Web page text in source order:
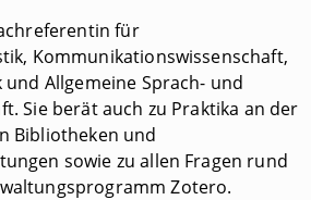
für
Kommunikationswissenschaft,
und Allgemeine Sprach- und
Sie berät auch zu Praktika an der
Bibliotheken und
sowie zu allen Fragen rund
Zotero.